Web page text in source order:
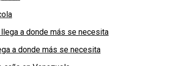
a donde más se necesita